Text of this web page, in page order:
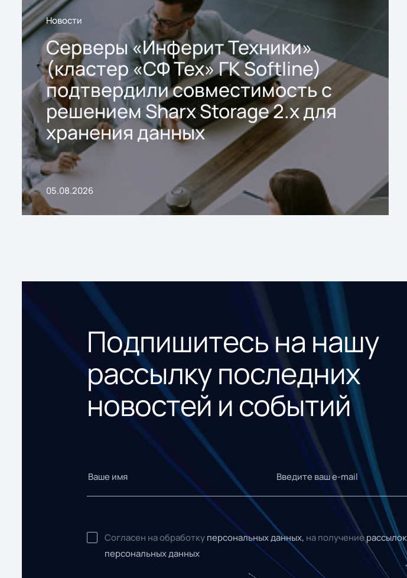
Новости
Серверы «Инферит Техники»
(кластер «СФ Тех» ГК Softline)
подтвердили совместимость с
решением Sharx Storage 2.x для
хранения данных
05.08.2026
Подпишитесь на нашу
рассылку последних
новостей и событий
Согласен на обработку персональных данных, на получениерассылок
персональных данных